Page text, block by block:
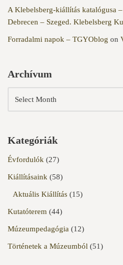
A Klebelsberg-kiállítás katalógusa
Debrecen – Szeged. Klebelsberg
Forradalmi napok – TGYOblog on
Archívum
Kategóriák
Évfordulók (27)
Kiállításaink (58)
Aktuális Kiállítás (15)
Kutatóterem (44)
Múzeumpedagógia (12)
Történetek a Múzeumból (51)